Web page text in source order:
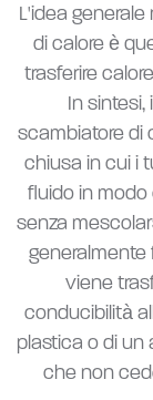
L'idea
di calore è
trasferire
In
scambiatore di
chiusa in cui i
fluido in
senza
generalmente
viene
conducibilità
plastica o di un
che non